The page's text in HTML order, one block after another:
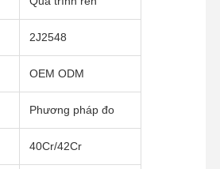
2J2548
OEM ODM
Phương pháp đo
40Cr/42Cr